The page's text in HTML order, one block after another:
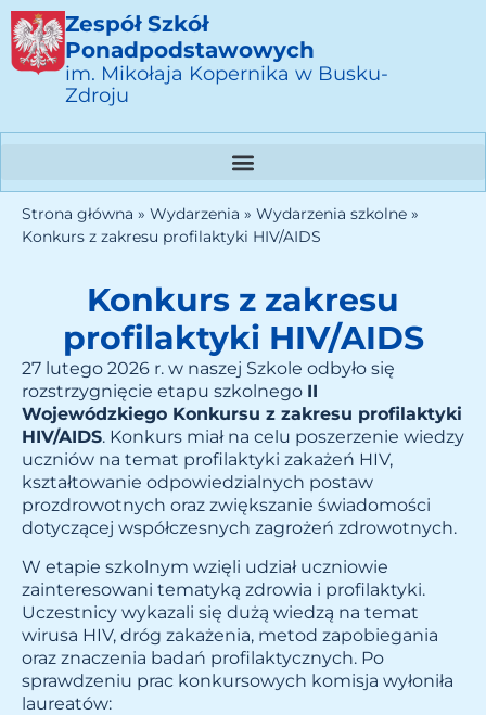
Zespół Szkół
Ponadpodstawowych
im. Mikołaja Kopernika w Busku-
Zdroju
Strona główna » Wydarzenia » Wydarzenia szkolne »
Konkurs z zakresu profilaktyki HIV/AIDS
Konkurs z zakresu
profilaktyki HIV/AIDS
27 lutego 2026 r. w naszej Szkole odbyło się
rozstrzygnięcie etapu szkolnego II
Wojewódzkiego Konkursu z zakresu profilaktyki
HIV/AIDS. Konkurs miał na celu poszerzenie wiedzy
uczniów na temat profilaktyki zakażeń HIV,
kształtowanie odpowiedzialnych postaw
prozdrowotnych oraz zwiększanie świadomości
dotyczącej współczesnych zagrożeń zdrowotnych.
W etapie szkolnym wzięli udział uczniowie
zainteresowani tematyką zdrowia i profilaktyki.
Uczestnicy wykazali się dużą wiedzą na temat
wirusa HIV, dróg zakażenia, metod zapobiegania
oraz znaczenia badań profilaktycznych. Po
sprawdzeniu prac konkursowych komisja wyłoniła
laureatów: